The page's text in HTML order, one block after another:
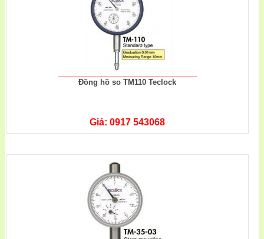
Đồng hồ so TM110 Teclock
Giá: 0917 543068